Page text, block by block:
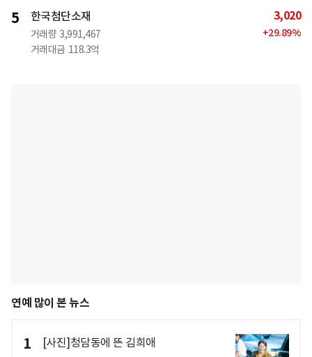
5 한국첨단소재
거래량 3,991,467
거래대금 118.3억
3,020
+29.89%
연예 많이 본 뉴스
1 [사진]청담동에 뜬 김희애